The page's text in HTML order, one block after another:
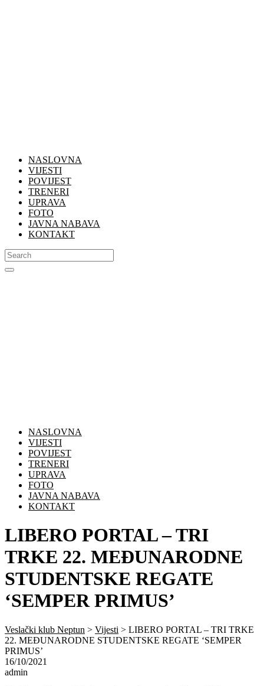
NASLOVNA
VIJESTI
POVIJEST
TRENERI
UPRAVA
FOTO
JAVNA NABAVA
KONTAKT
NASLOVNA
VIJESTI
POVIJEST
TRENERI
UPRAVA
FOTO
JAVNA NABAVA
KONTAKT
LIBERO PORTAL – TRI
TRKE 22. MEĐUNARODNE
STUDENTSKE REGATE
‘SEMPER PRIMUS’
Veslački klub Neptun > Vijesti > LIBERO PORTAL – TRI TRKE
22. MEĐUNARODNE STUDENTSKE REGATE ‘SEMPER
PRIMUS’
16/10/2021
admin